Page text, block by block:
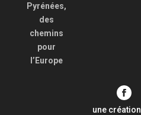
Pyrénées,
des
chemins
pour
l’Europe
une création